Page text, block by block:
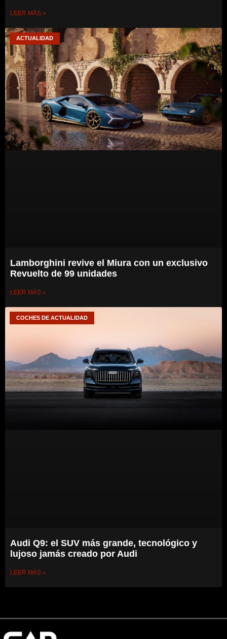
LEER MÁS »
ACTUALIDAD
Lamborghini revive el Miura con un exclusivo
Revuelto de 99 unidades
LEER MÁS »
COCHES DE ACTUALIDAD
Audi Q9: el SUV más grande, tecnológico y
lujoso jamás creado por Audi
LEER MÁS »